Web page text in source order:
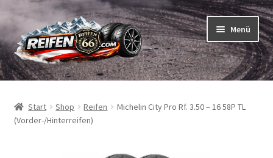
Zur
Navigation
springen
Zum
Inhalt
springen
Menü
Reifen
Schläuche
Start Shop Reifen
Michelin City Pro Rf. 3.50 – 16 58P TL
(Vorder-/Hinterreifen)